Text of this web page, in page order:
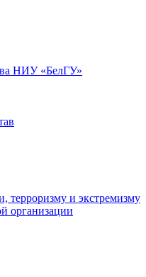
НИУ «БелГУ»
терроризму и экстремизму
организации